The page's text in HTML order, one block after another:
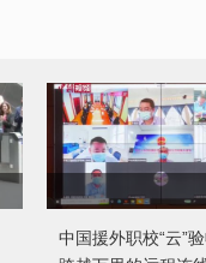
中国援外职校“云”
跨越万里的远程连